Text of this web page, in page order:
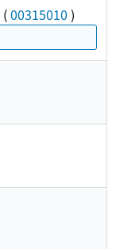
(00315010 )